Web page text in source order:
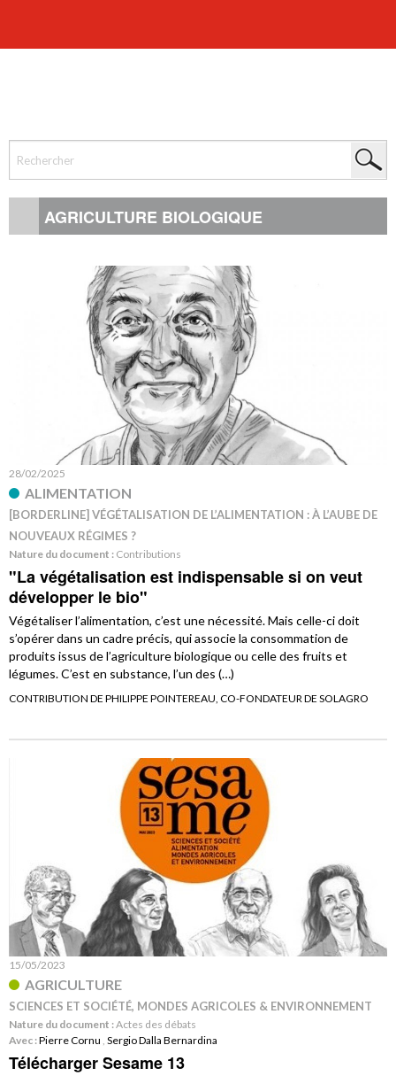
AGRICULTURE BIOLOGIQUE
28/02/2025
ALIMENTATION
[BORDERLINE] VÉGÉTALISATION DE L’ALIMENTATION : À L’AUBE DE
NOUVEAUX RÉGIMES ?
Nature du document : Contributions
"La végétalisation est indispensable si on veut
développer le bio"
Végétaliser l’alimentation, c’est une nécessité. Mais celle-ci doit
s’opérer dans un cadre précis, qui associe la consommation de
produits issus de l’agriculture biologique ou celle des fruits et
légumes. C’est en substance, l’un des (…)
CONTRIBUTION DE PHILIPPE POINTEREAU, CO-FONDATEUR DE SOLAGRO
15/05/2023
AGRICULTURE
SCIENCES ET SOCIÉTÉ, MONDES AGRICOLES & ENVIRONNEMENT
Nature du document :Actes des débats
Avec :Pierre Cornu , Sergio Dalla Bernardina
Télécharger Sesame 13